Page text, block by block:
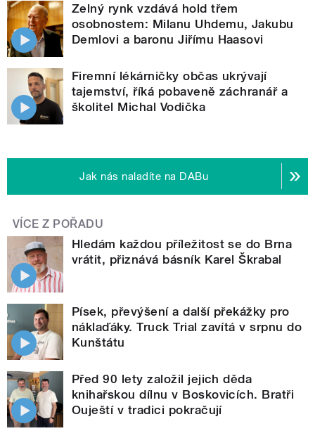
Zelný rynk vzdává hold třem
osobnostem: Milanu Uhdemu, Jakubu
Demlovi a baronu Jiřímu Haasovi
Firemní lékárničky občas ukrývají
tajemství, říká pobaveně záchranář a
školitel Michal Vodička
Jak nás naladíte na DABu
VÍCE Z POŘADU
Hledám každou příležitost se do Brna
vrátit, přiznává básník Karel Škrabal
Písek, převýšení a další překážky pro
náklaďáky. Truck Trial zavítá v srpnu do
Kunštátu
Před 90 lety založil jejich děda
knihařskou dílnu v Boskovicích. Bratři
Ouještí v tradici pokračují